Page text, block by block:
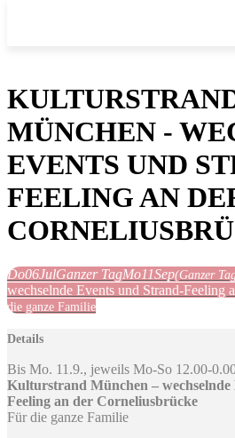
MÜNCHEN -
EVENTS UND
FEELING AN
Do06JulGanzer TagMo11Sep(Ganzer
wechselnde Events und Strand-Feeling
die ganze Familie
Details
Bis Mo. 11.9., jeweils Mo-So 12.00-
Kulturstrand München –
Feeling an der Corneliusbrücke
Für die ganze Familie